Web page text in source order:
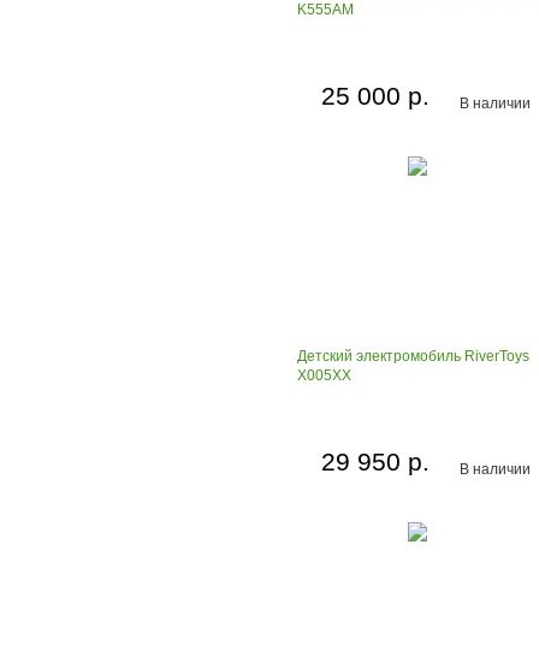
K555AM
В наличии
25 000 р.
Детский электромобиль RiverToys
X005XX
В наличии
29 950 р.